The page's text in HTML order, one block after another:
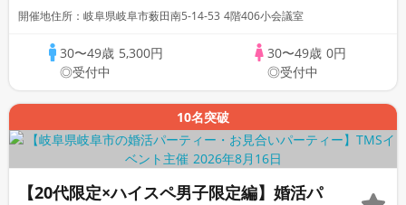
開催地住所：岐阜県岐阜市薮田南5-14-53 4階406小会議室
30〜49歳 5,300円
◎受付中
30〜49歳 0円
◎受付中
10名突破
【20代限定×ハイスペ男子限定編】婚活パ